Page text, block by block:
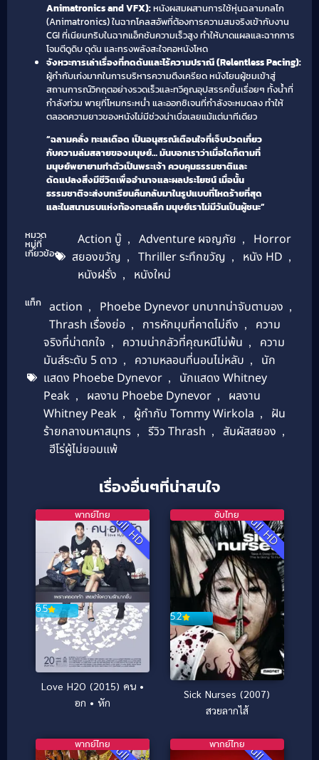
Animatronics and VFX):หนังผสมผสานการใช้หุ่นฉลามกลไก
(Animatronics) ในฉากโคลสอัพที่ต้องการความสมจริงเข้ากับงาน
CGI ที่เนียนกริบในฉากแอ็กชันความเร็วสูง ทำให้บาดแผลและฉากการ
โจมตีดูดิบ ดุดัน และทรงพลังสะใจคอหนังโหด
จังหวะการเล่าเรื่องที่กดดันและไร้ความปราณี (Relentless Pacing):
ผู้กำกับเก่งมากในการบริหารความตึงเครียด หนังโยนผู้ชมเข้าสู่
สถานการณ์วิกฤตอย่างรวดเร็วและทวีคูณอุปสรรคขึ้นเรื่อยๆ ทั้งน้ำที่
กำลังท่วม พายุที่โหมกระหน่ำ และออกซิเจนที่กำลังจะหมดลง ทำให้
ตลอดความยาวของหนังไม่มีช่วงน่าเบื่อเลยแม้แต่นาทีเดียว
“ฉลามคลั่ง ทะเลเดือด เป็นอนุสรณ์เตือนใจที่เจ็บปวดเกี่ยว
กับความล่มสลายของมนุษย์… มันบอกเราว่าเมื่อใดก็ตามที่
มนุษย์พยายามทำตัวเป็นพระเจ้า ควบคุมธรรมชาติและ
ดัดแปลงสิ่งมีชีวิตเพื่ออำนาจและผลประโยชน์ เมื่อนั้น
ธรรมชาติจะส่งบทเรียนคืนกลับมาในรูปแบบที่โหดร้ายที่สุด
และในสนามรบแห่งท้องทะเลลึก มนุษย์เราไม่มีวันเป็นผู้ชนะ”
หมวด
หมู่ที่
เกี่ยวข้อง
Action บู๊ , Adventure ผจญภัย ,
Horror
สยองขวัญ , Thriller ระทึกขวัญ , หนัง HD ,
หนังฝรั่ง , หนังใหม่
แท็ก action , Phoebe Dynevor บทบาทน่าจับตามอง ,
Thrash เรื่องย่อ , การหักมุมที่คาดไม่ถึง ,
ความ
จริงที่น่าตกใจ , ความน่ากลัวที่คุณหนีไม่พ้น ,
ความ
มันส์ระดับ 5 ดาว , ความหลอนที่นอนไม่หลับ ,
นัก
แสดง Phoebe Dynevor ,
นักแสดง Whitney
Peak , ผลงาน Phoebe Dynevor ,
ผลงาน
Whitney Peak , ผู้กำกับ Tommy Wirkola ,
ฝัน
ร้ายกลางมหาสมุทร , รีวิว Thrash , สัมผัสสยอง ,
ฮีโร่ผู้ไม่ยอมแพ้
เรื่องอื่นๆที่น่าสนใจ
Full HD
6.5
พากย์ไทย
Love H2O (2015) คน •
อก • หัก
Full HD
5.2
ซับไทย
Sick Nurses (2007)
สวยลากไส้
พากย์ไทย พากย์ไทย